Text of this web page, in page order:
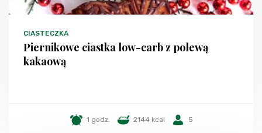
CIASTECZKA
Piernikowe ciastka low-carb z polewą
kakaową
1 godz. 2144 kcal 5